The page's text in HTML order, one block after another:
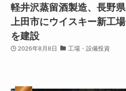
軽井沢蒸留酒製造、長野県
上田市にウイスキー新工場
を建設
2026年8月8日 工場・設備投資